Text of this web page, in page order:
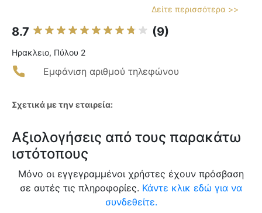
Δείτε περισσότερα >>
8.7 (9)
Ηρακλειο, Πύλου 2
Εμφάνιση αριθμού τηλεφώνου
Σχετικά με την εταιρεία:
Αξιολογήσεις από τους παρακάτω
ιστότοπους
Μόνο οι εγγεγραμμένοι χρήστες έχουν πρόσβαση
σε αυτές τις πληροφορίες. Κάντε κλικ εδώ για να
συνδεθείτε.